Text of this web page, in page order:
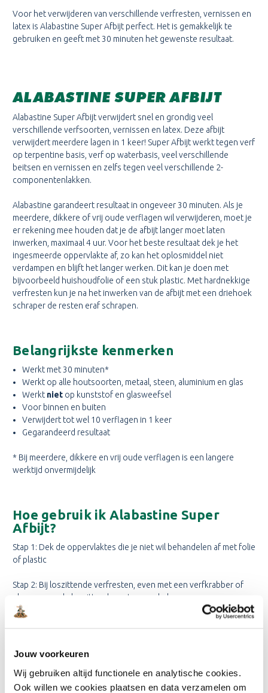
Jouw voorkeuren
Wij gebruiken altijd functionele en analytische cookies.
Ook willen we cookies plaatsen en data verzamelen om
Voor het verwijderen van verschillende verfresten, vernissen en
latex is Alabastine Super Afbijt perfect. Het is gemakkelijk te
gebruiken en geeft met 30 minuten het gewenste resultaat.
ALABASTINE SUPER AFBIJT
Alabastine Super Afbijtverwijdert snel en grondig veel
verschillende verfsoorten, vernissen en latex. Deze afbijt
verwijdert meerdere lagen in 1 keer! Super Afbijt werkt tegen verf
op terpentine basis, verf op waterbasis, veel verschillende
beitsen en vernissen en zelfs tegen veel verschillende 2-
componentenlakken.
Alabastine garandeert resultaat in ongeveer 30 minuten. Als je
meerdere, dikkere of vrij oude verflagen wil verwijderen, moet je
er rekening mee houden dat je de afbijt langer moet laten
inwerken, maximaal 4 uur. Voor het beste resultaat dek je het
ingesmeerde oppervlakte af, zo kan het oplosmiddel niet
verdampen en blijft het langer werken. Dit kan je doen met
bijvoorbeeld huishoudfolie of een stuk plastic. Met hardnekkige
verfresten kun je na het inwerken van de afbijt met een driehoek
schraper de resten eraf schrapen.
Belangrijkste kenmerken
Werkt met 30 minuten*
Werkt op alle houtsoorten, metaal, steen, aluminium en glas
Werkt niet op kunststof en glasweefsel
Voor binnen en buiten
Verwijdert tot wel 10 verflagen in 1 keer
Gegarandeerd resultaat
* Bij meerdere, dikkere en vrij oude verflagen is een langere
werktijd onvermijdelijk
Hoe gebruik ik Alabastine Super
Afbijt?
Stap 1: Dek de oppervlaktes die je niet wil behandelen af met folie
of plastic
Stap 2: Bij loszittende verfresten, even met een verfkrabber of
plamuurmes de loszittende resten weghalen
Stap 3: Bij meerdere, dikkere en vrij oude verflagen is de tip om
Stap 4: Gebruik een platte kwast en breng een dikke laag aan